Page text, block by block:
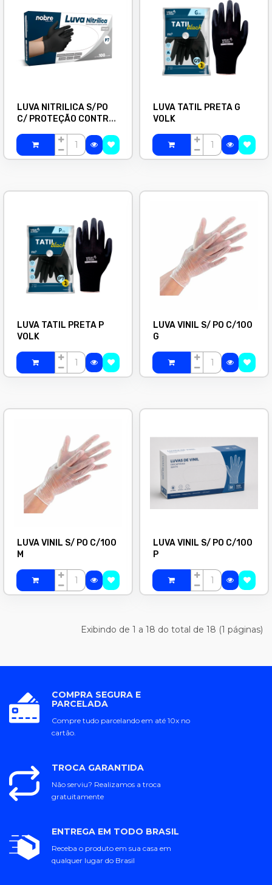
LUVA NITRILICA S/PO
C/ PROTEÇÃO CONTRA
PRETA P C/100 NOBRE
LUVA TATIL PRETA G
VOLK
LUVA TATIL PRETA P
VOLK
LUVA VINIL S/ PO C/100
G
LUVA VINIL S/ PO C/100
M
LUVA VINIL S/ PO C/100
P
Exibindo de 1 a 18 do total de 18 (1 páginas)
COMPRA SEGURA E
PARCELADA
Compre tudo parcelando em até 10x no
cartão.
TROCA GARANTIDA
Não serviu? Realizamos a troca
gratuitamente
ENTREGA EM TODO BRASIL
Receba o produto em sua casa em
qualquer lugar do Brasil